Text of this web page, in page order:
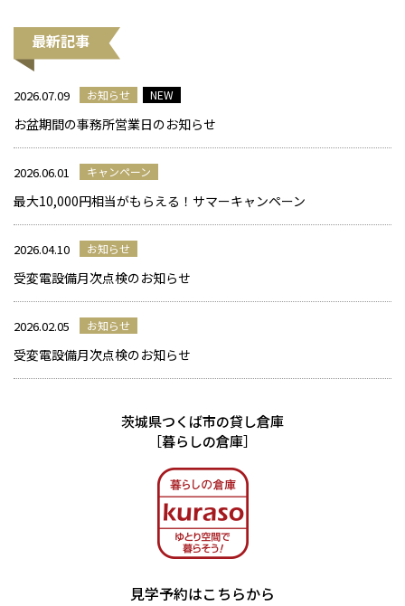
最新記事
2026.07.09 お知らせ NEW
お盆期間の事務所営業日のお知らせ
2026.06.01 キャンペーン
最大10,000円相当がもらえる！サマーキャンペーン
2026.04.10 お知らせ
受変電設備月次点検のお知らせ
2026.02.05 お知らせ
受変電設備月次点検のお知らせ
茨城県つくば市の貸し倉庫
［暮らしの倉庫］
見学予約はこちらから